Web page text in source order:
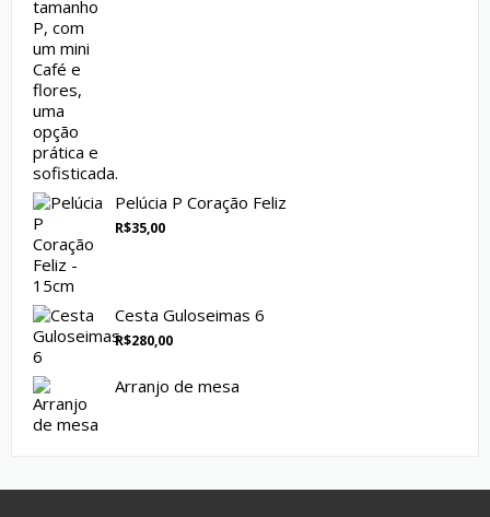
Pelúcia P Coração Feliz
R$35,00
Cesta Guloseimas 6
R$280,00
Arranjo de mesa